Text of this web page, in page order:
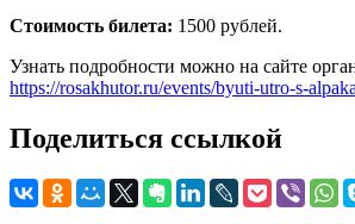
Стоимость билета: 1500 рублей.
Узнать подробности можно на сайте
https://rosakhutor.ru/events/byuti-utro-s-
Поделиться ссылкой